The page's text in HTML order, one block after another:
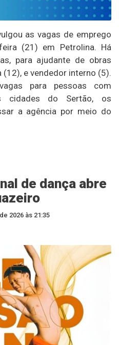
as vagas de emprego
(21) em Petrolina. Há
para ajudante de obras
e vendedor interno (5).
para pessoas com
cidades do Sertão, os
a agência por meio do
de dança abre
2026 às 21:35